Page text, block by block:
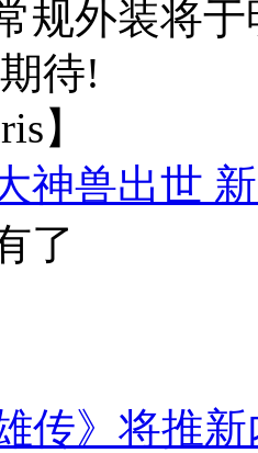
规外装将
待!
】
神兽出世
了
传》将推